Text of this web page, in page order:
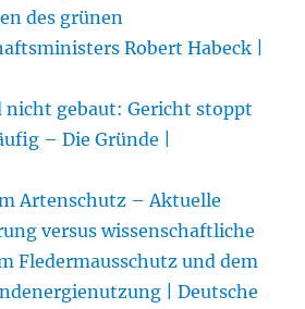
des grünen
Robert Habeck |
nicht gebaut: Gericht stoppt
– Die Gründe |
Artenschutz – Aktuelle
versus wissenschaftliche
Fledermausschutz und dem
| Deutsche